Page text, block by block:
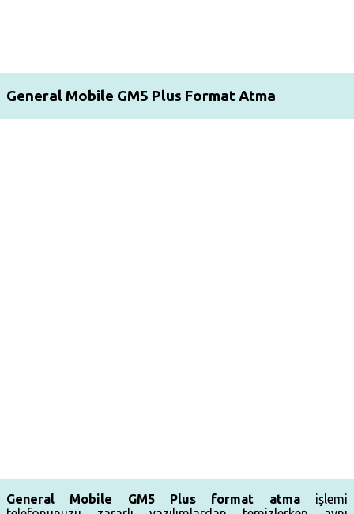
General Mobile GM5 Plus Format Atma
General Mobile GM5 Plus format atmaişlemi